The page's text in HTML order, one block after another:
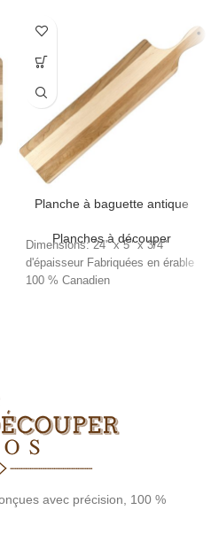
Planche à baguette antique
Planches à découper
Dimensions: 24" x 5" x 3/4"
d'épaisseur Fabriquées en érable
100 % Canadien
avec précision, 100 %